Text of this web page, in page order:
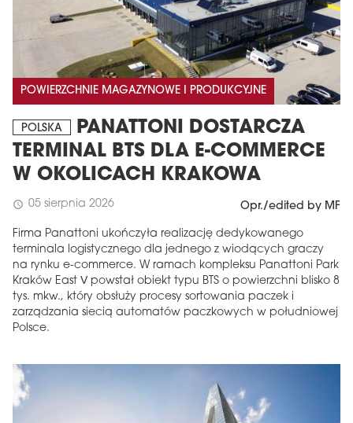
POWIERZCHNIE MAGAZYNOWE I PRODUKCYJNE
POLSKA
PANATTONI DOSTARCZA
TERMINAL BTS DLA E-COMMERCE
W OKOLICACH KRAKOWA
schedule 05 sierpnia 2026 Opr./edited by MF
Firma Panattoni ukończyła realizację dedykowanego
terminala logistycznego dla jednego z wiodących graczy
na rynku e-commerce. W ramach kompleksu Panattoni Park
Kraków East V powstał obiekt typu BTS o powierzchni blisko 8
tys. mkw., który obsłuży procesy sortowania paczek i
zarządzania siecią automatów paczkowych w południowej
Polsce.